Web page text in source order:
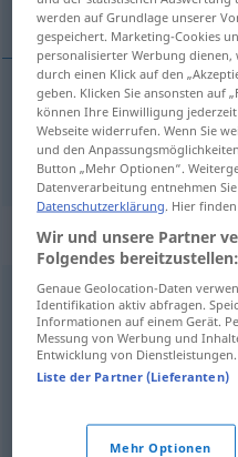
Zubehör
Zubehörn trimmings
legofmuttonand trimmings
Hammelkeulegarniert
mit allen Extras, mit
werden auf Grundlage unserer
gespeichert. Marketing-Cookies
personalisierter Werbung
durch einen Klick auf den
geben. Klicken Sie ansonsten auf
können Ihre Einwilligung
Webseite widerrufen. Wenn Sie
und den
Button „Mehr Optionen“.
Datenverarbeitung entnehmen
Datenschutzerklärung. Hier
Wir und unsere Partner
Folgendes bereitzustellen:
Genaue Geolocation-Daten
Identifikation aktiv abfragen.
Informationen auf einem Gerät.
Messung von Werbung und
Entwicklung von Dienstleistungen.
Liste der Partner (Lieferanten)
Mehr Optionen